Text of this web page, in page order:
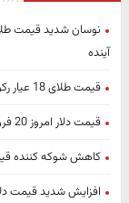
نوسان شدید قیمت
آینده
قیمت طلای 18 عیار رکورد زد
قیمت دلار امروز 20 فروردین کولاک کرد
کاهش شوکه کننده قیمت
افزایش شدید قیمت